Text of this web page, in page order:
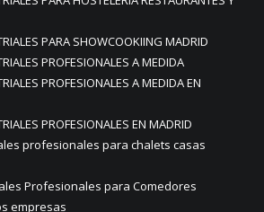
PARA SHOWCOOKIING MADRID
PROFESIONALES A MEDIDA
PROFESIONALES A MEDIDA EN
PROFESIONALES EN MADRID
profesionales para chalets casas
Profesionales para Comedores
empresas